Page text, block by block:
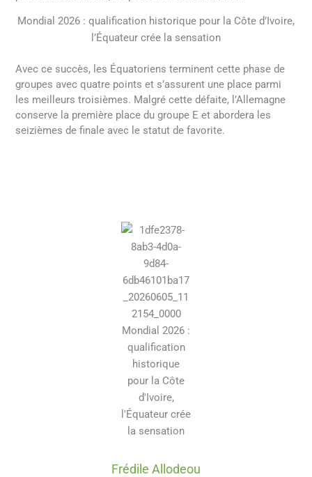
Mondial 2026 : qualification historique pour la Côte d’Ivoire,
l’Équateur crée la sensation
Avec ce succès, les Équatoriens terminent cette phase de
groupes avec quatre points et s’assurent une place parmi
les meilleurs troisièmes. Malgré cette défaite, l’Allemagne
conserve la première place du groupe E et abordera les
seizièmes de finale avec le statut de favorite.
Frédile Allodeou